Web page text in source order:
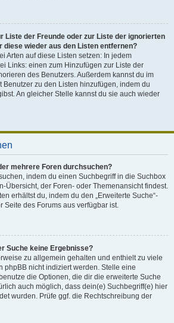
Liste der Freunde oder zur Liste der ignorierten
diese wieder aus den Listen entfernen?
Arten auf diese Listen setzen: In jedem
Links: einen zum Hinzufügen zur Liste der
des Benutzers. Außerdem kannst du im
zu den Listen hinzufügen, indem du
An gleicher Stelle kannst du sie auch wieder
mehrere Foren durchsuchen?
indem du einen Suchbegriff in die Suchbox
Übersicht, der Foren- oder Themenansicht findest.
erhältst du, indem du den „Erweiterte Suche“-
Seite des Forums aus verfügbar ist.
Suche keine Ergebnisse?
zu allgemein gehalten und enthielt zu viele
phpBB nicht indiziert werden. Stelle eine
die Optionen, die dir die erweiterte Suche
auch möglich, dass dein(e) Suchbegriff(e) hier
wurden. Prüfe ggf. die Rechtschreibung der